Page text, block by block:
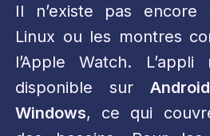
Il n’existe pas
Linux ou les montres
l’Apple Watch. L’appli
disponible sur
Windows, ce qui